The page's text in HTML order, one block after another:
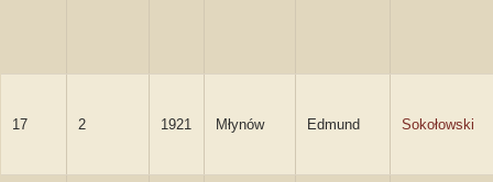
17 2 1921 Młynów Edmund Sokołowski